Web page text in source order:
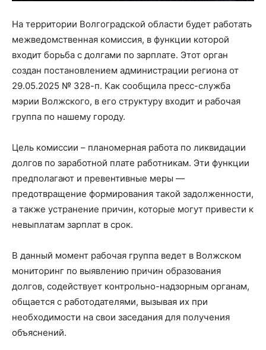
На территории Волгоградской области будет работать
межведомственная комиссия, в функции которой
входит борьба с долгами по зарплате. Этот орган
создан постановлением администрации региона от
29.05.2025 № 328-п. Как сообщила пресс-служба
мэрии Волжского, в его структуру входит и рабочая
группа по нашему городу.
Цель комиссии – планомерная работа по ликвидации
долгов по заработной плате работникам. Эти функции
предполагают и превентивные меры —
предотвращение формирования такой задолженности,
а также устранение причин, которые могут привести к
невыплатам зарплат в срок.
В данный момент рабочая группа ведет в Волжском
мониторинг по выявлению причин образования
долгов, содействует контрольно-надзорным органам,
общается с работодателями, вызывая их при
необходимости на свои заседания для получения
объяснений.